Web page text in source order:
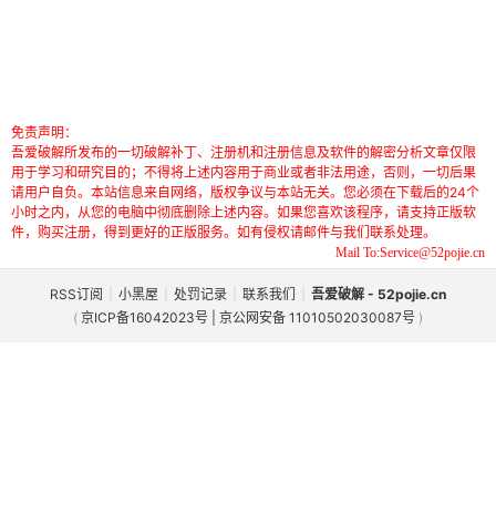
免责声明：
吾爱破解所发布的一切破解补丁、注册机和注册信息及软件的解密分析文章仅限
用于学习和研究目的；不得将上述内容用于商业或者非法用途，否则，一切后果
请用户自负。本站信息来自网络，版权争议与本站无关。您必须在下载后的24个
小时之内，从您的电脑中彻底删除上述内容。如果您喜欢该程序，请支持正版软
件，购买注册，得到更好的正版服务。如有侵权请邮件与我们联系处理。
Mail To:Service@52pojie.cn
RSS订阅 小黑屋 处罚记录 联系我们
吾爱破解 - 52pojie.cn
( 京ICP备16042023号 | 京公网安备 11010502030087号 )